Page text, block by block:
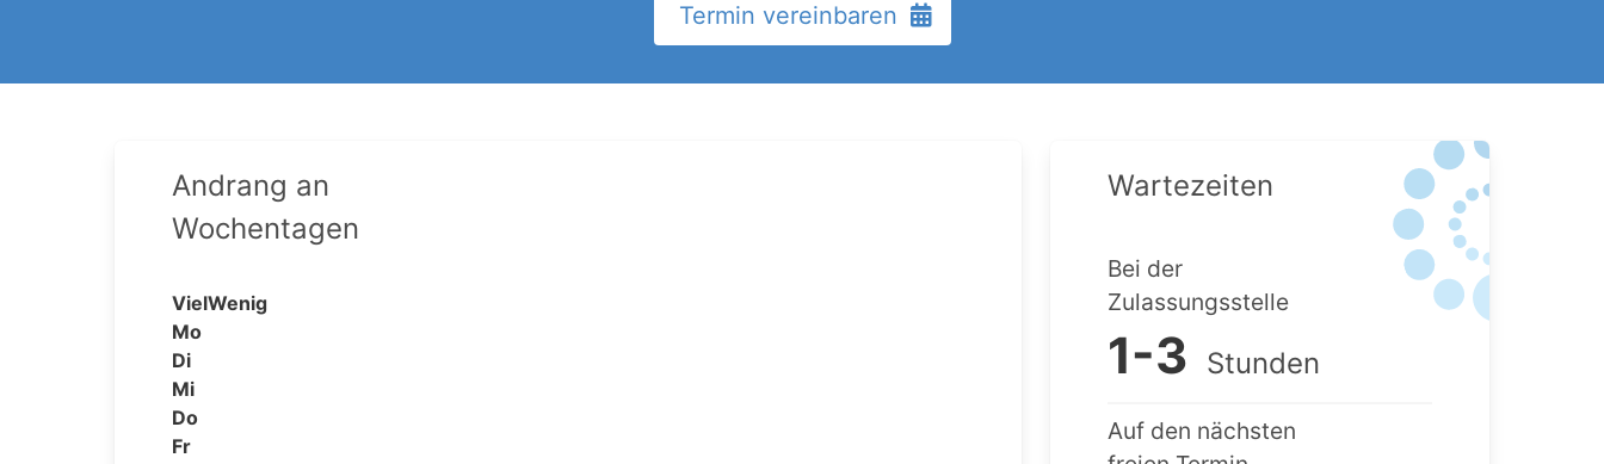
Termin vereinbaren
Andrang an
Wochentagen
VielWenig
Mo
Di
Mi
Do
Fr
Wartezeiten
Bei der
Zulassungsstelle
1-3 Stunden
Auf den nächsten